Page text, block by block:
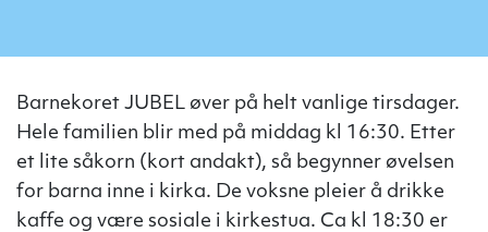
Barnekoret JUBEL øver på helt vanlige tirsdager.
Hele familien blir med på middag kl 16:30. Etter
et lite såkorn (kort andakt), så begynner øvelsen
for barna inne i kirka. De voksne pleier å drikke
kaffe og være sosiale i kirkestua. Ca kl 18:30 er